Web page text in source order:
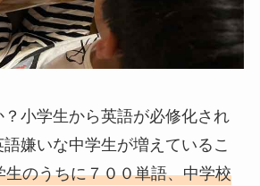
小学生から英語が必修化され
嫌いな中学生が増えているこ
生のうちに７００単語、中学校